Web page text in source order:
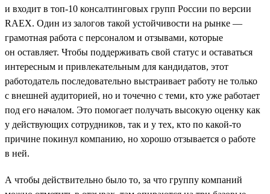
и входит в топ-10 консалтинговых групп России по версии
RAEX. Один из залогов такой устойчивости на рынке —
грамотная работа с персоналом и отзывами, которые
он оставляет. Чтобы поддерживать свой статус и оставаться
интересным и привлекательным для кандидатов, этот
работодатель последовательно выстраивает работу не только
с внешней аудиторией, но и точечно с теми, кто уже работает
под его началом. Это помогает получать высокую оценку как
у действующих сотрудников, так и у тех, кто по какой-то
причине покинул компанию, но хорошо отзывается о работе
в ней.
А чтобы действительно было то, за что группу компаний